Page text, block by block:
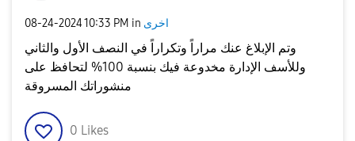
‎08-24-202410:33 PM in اخرى
وتم الإبلاغ عنك مراراً وتكراراً في النصف الأول والثاني
وللأسف الإدارة مخدوعة فيك بنسبة 100% لتحافظ على
منشوراتك المسروقة
0 Likes